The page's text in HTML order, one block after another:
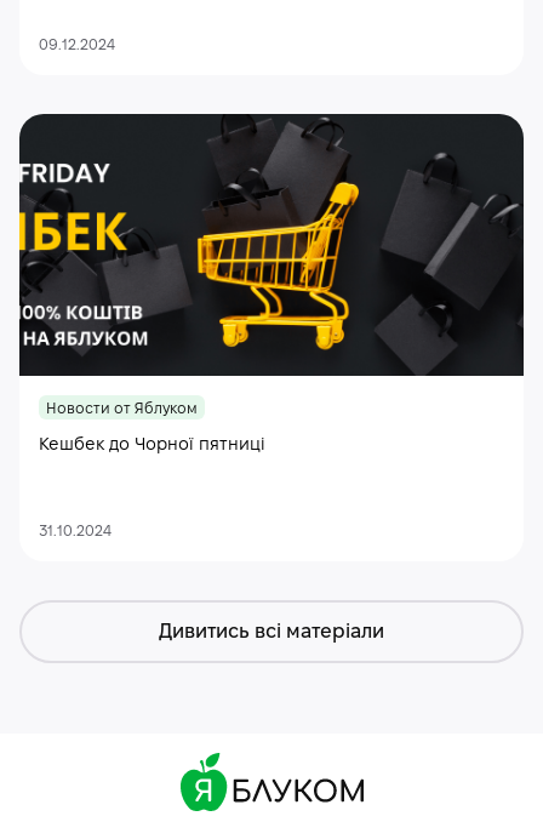
09.12.2024
Новости от Яблуком
Кешбек до Чорної пятниці
31.10.2024
Дивитись всі матеріали